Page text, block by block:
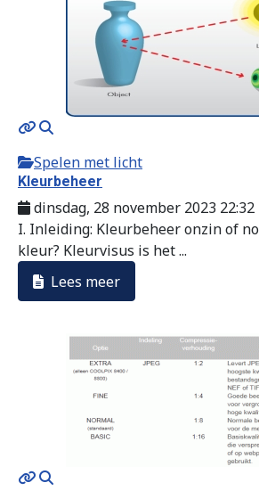
Spelen met licht
Kleurbeheer
dinsdag, 28 november 2023 22:32
I. Inleiding: Kleurbeheer onzin of
kleur? Kleurvisus is het ...
Lees meer